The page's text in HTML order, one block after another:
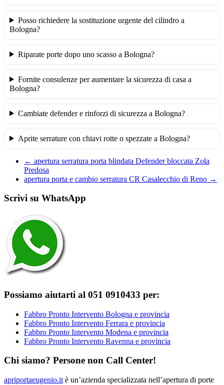
Posso richiedere la sostituzione urgente del cilindro a
Bologna?
Riparate porte dopo uno scasso a Bologna?
Fornite consulenze per aumentare la sicurezza di casa a
Bologna?
Cambiate defender e rinforzi di sicurezza a Bologna?
Aprite serrature con chiavi rotte o spezzate a Bologna?
← apertura serratura porta blindata Defender bloccata Zola
Predosa
apertura porta e cambio serratura CR Casalecchio di Reno →
Scrivi su WhatsApp
Possiamo aiutarti al 051 0910433 per:
Fabbro Pronto Intervento Bologna e provincia
Fabbro Pronto Intervento Ferrara e provincia
Fabbro Pronto Intervento Modena e provincia
Fabbro Pronto Intervento Ravenna e provincia
Chi siamo? Persone non Call Center!
apriportaeugenio.it è un’azienda specializzata nell’apertura di porte